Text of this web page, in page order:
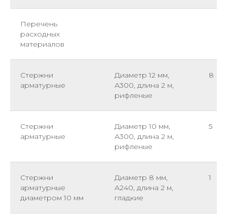
Перечень
расходных
материалов
Стержни
арматурные
Диаметр 12 мм,
А300, длина 2 м,
рифленые
8
Стержни
арматурные
Диаметр 10 мм,
А300, длина 2 м,
рифленые
5
Стержни
арматурные
диаметром 10 мм
Диаметр 8 мм,
А240, длина 2 м,
гладкие
1